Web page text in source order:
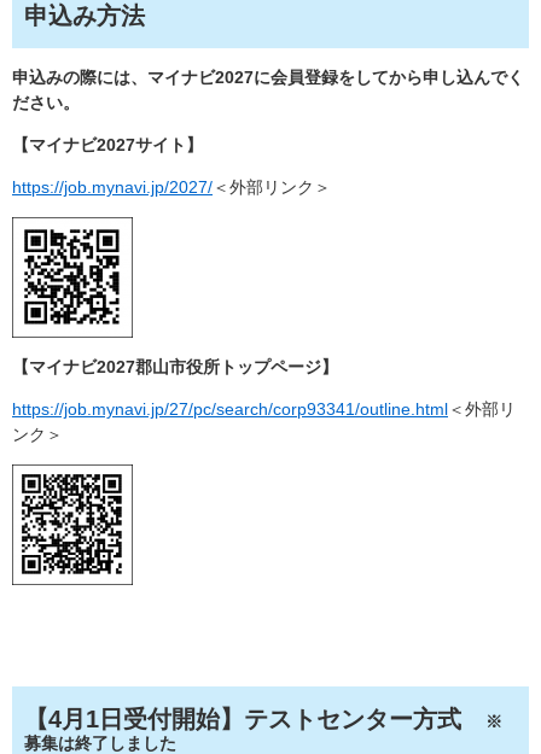
申込み方法
申込みの際には、マイナビ2027に会員登録をしてから申し込んでく
ださい。
【マイナビ2027サイト】
https://job.mynavi.jp/2027/＜外部リンク＞
【マイナビ2027郡山市役所トップページ】
https://job.mynavi.jp/27/pc/search/corp93341/outline.html＜外部リ
ンク＞
【4月1日受付開始】テストセンター方式
※
募集は終了しました